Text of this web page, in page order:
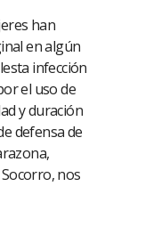
han
en algún
infección
el uso de
y duración
defensa de
nos